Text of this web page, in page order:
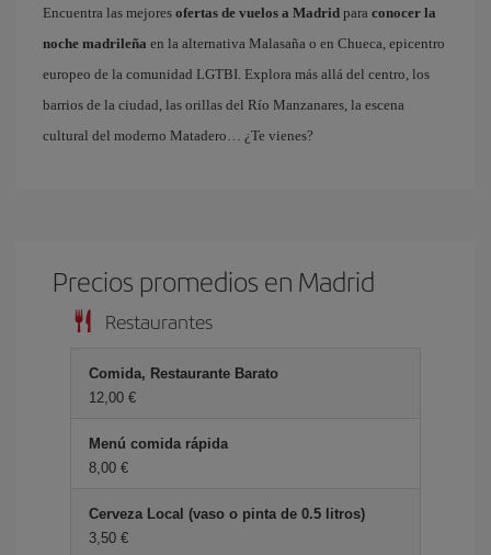
Encuentra las mejores ofertas de vuelos a Madrid para conocer la
noche madrileña en la alternativa Malasaña o en Chueca, epicentro
europeo de la comunidad LGTBI. Explora más allá del centro, los
barrios de la ciudad, las orillas del Río Manzanares, la escena
cultural del moderno Matadero… ¿Te vienes?
Precios promedios en Madrid
Restaurantes
Comida, Restaurante Barato
12,00 €
Menú comida rápida
8,00 €
Cerveza Local (vaso o pinta de 0.5 litros)
3,50 €